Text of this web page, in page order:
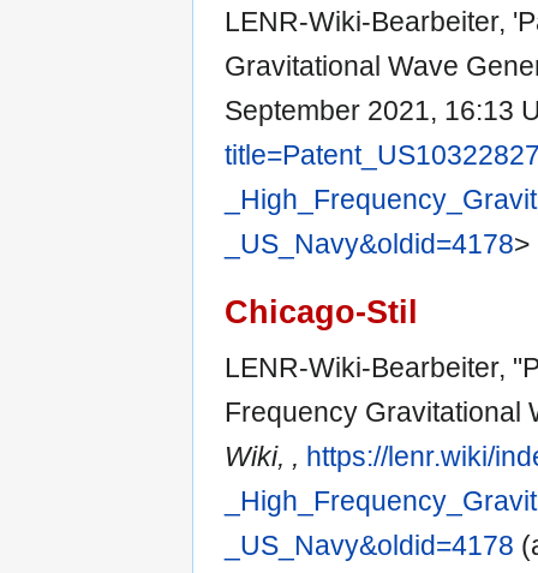
LENR-Wiki-Bearbeiter,
Gravitational Wave
September 2021, 16:13
_US_Navy&oldid=4178>
Chicago-Stil
LENR-Wiki-Bearbeiter,
Frequency Gravitational
Wiki, , https://lenr.wiki/
_US_Navy&oldid=4178